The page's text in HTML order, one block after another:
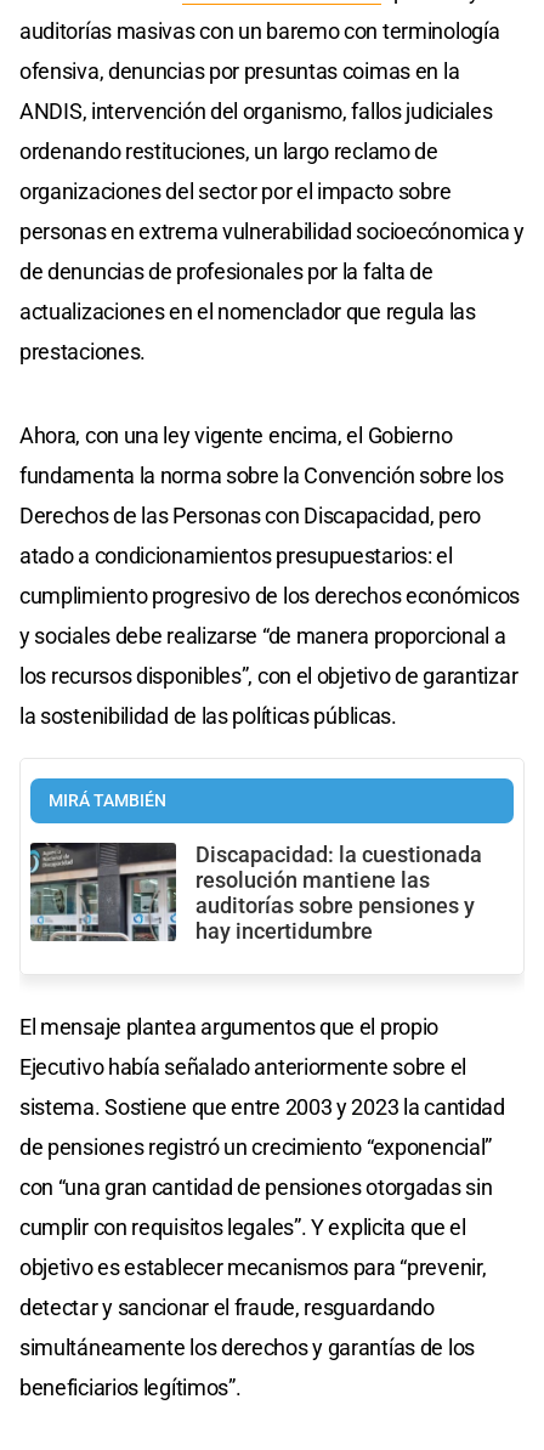
auditorías masivas con un baremo con terminología
ofensiva, denuncias por presuntas coimas en la
ANDIS, intervención del organismo, fallos judiciales
ordenando restituciones, un largo reclamo de
organizaciones del sector por el impacto sobre
personas en extrema vulnerabilidad socioecónomica y
de denuncias de profesionales por la falta de
actualizaciones en el nomenclador que regula las
prestaciones.
Ahora, con una ley vigente encima, el Gobierno
fundamenta la norma sobre la Convención sobre los
Derechos de las Personas con Discapacidad, pero
atado a condicionamientos presupuestarios: el
cumplimiento progresivo de los derechos económicos
y sociales debe realizarse “de manera proporcional a
los recursos disponibles”, con el objetivo de garantizar
la sostenibilidad de las políticas públicas.
MIRÁ TAMBIÉN
Discapacidad: la cuestionada
resolución mantiene las
auditorías sobre pensiones y
hay incertidumbre
El mensaje plantea argumentos que el propio
Ejecutivo había señalado anteriormente sobre el
sistema. Sostiene que entre 2003 y 2023 la cantidad
de pensiones registró un crecimiento “exponencial”
con “una gran cantidad de pensiones otorgadas sin
cumplir con requisitos legales”. Y explicita que el
objetivo es establecer mecanismos para “prevenir,
detectar y sancionar el fraude, resguardando
simultáneamente los derechos y garantías de los
beneficiarios legítimos”.